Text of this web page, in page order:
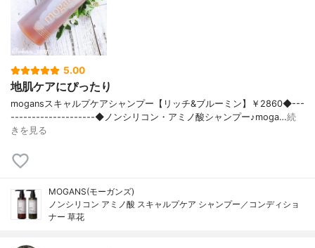
5.00
地肌ケアにぴったり
mogansスキャルプケアシャンプー【リッチ&ブルーミン】￥2860◆---
--------------------◆ノンシリコン・アミノ酸シャンプー♪moga…続
きを見る
MOGANS(モーガンズ)
ノンシリコン アミノ酸 スキャルプケア シャンプー／コンディショ
ナー 草花